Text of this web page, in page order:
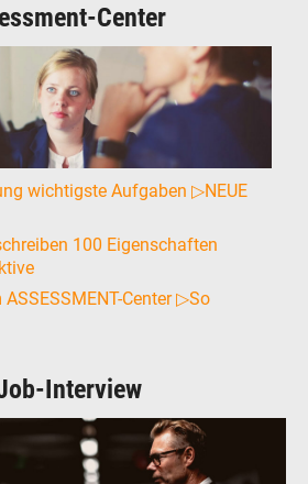
Center
wichtigste Aufgaben ▷NEUE
100 Eigenschaften
Center ▷So
Interview